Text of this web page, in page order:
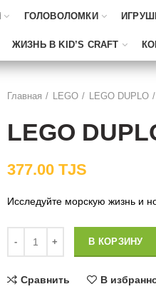
ГОЛОВОЛОМКИ
ЖИЗНЬ В KID’S CRAFT
Главная LEGO LEGO DUPLO
LEGO
377.00 TJS
Исследуйте морскую жизнь и
В КОРЗИНУ
Сравнить В